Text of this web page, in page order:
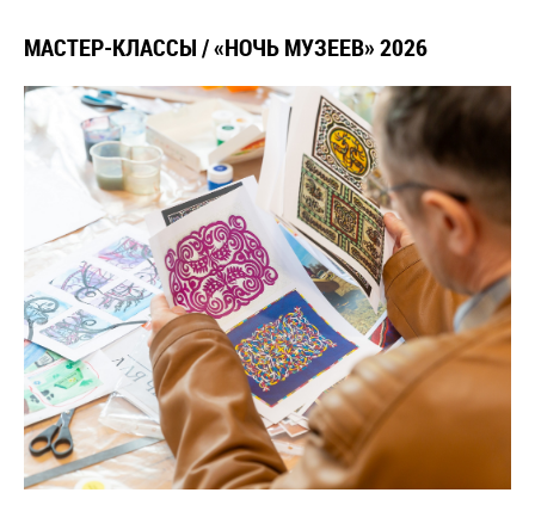
МАСТЕР-КЛАССЫ / «НОЧЬ МУЗЕЕВ» 2026